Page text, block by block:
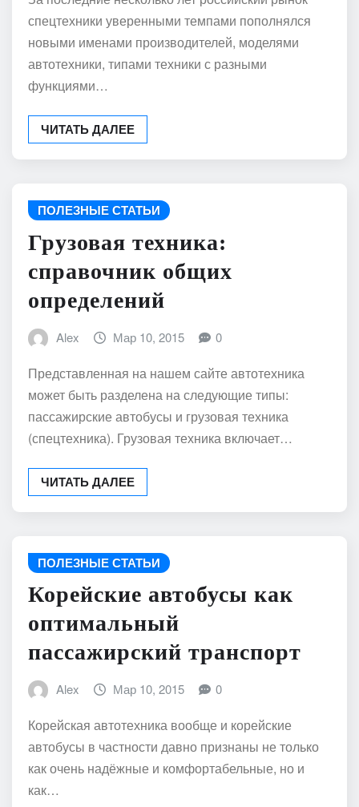
спецтехники уверенными темпами пополнялся
новыми именами производителей, моделями
автотехники, типами техники с разными
функциями…
ЧИТАТЬ ДАЛЕЕ
ПОЛЕЗНЫЕ СТАТЬИ
Грузовая техника:
справочник общих
определений
Alex Мар 10, 2015 0
Представленная на нашем сайте автотехника
может быть разделена на следующие типы:
пассажирские автобусы и грузовая техника
(спецтехника). Грузовая техника включает…
ЧИТАТЬ ДАЛЕЕ
ПОЛЕЗНЫЕ СТАТЬИ
Корейские автобусы как
оптимальный
пассажирский транспорт
Alex Мар 10, 2015 0
Корейская автотехника вообще и корейские
автобусы в частности давно признаны не только
как очень надёжные и комфортабельные, но и
как…